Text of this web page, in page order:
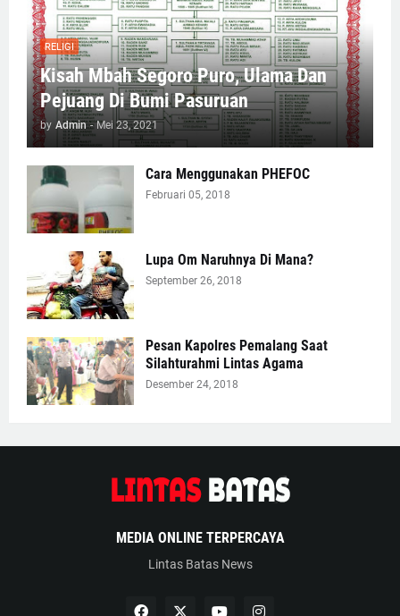
RELIGI
Kisah Mbah Segoro Puro, Ulama Dan
Pejuang Di Bumi Pasuruan
by Admin - Mei 23, 2021
Cara Menggunakan PHEFOC
Februari 05, 2018
Lupa Om Naruhnya Di Mana?
September 26, 2018
Pesan Kapolres Pemalang Saat
Silahturahmi Lintas Agama
Desember 24, 2018
MEDIA ONLINE TERPERCAYA
Lintas Batas News